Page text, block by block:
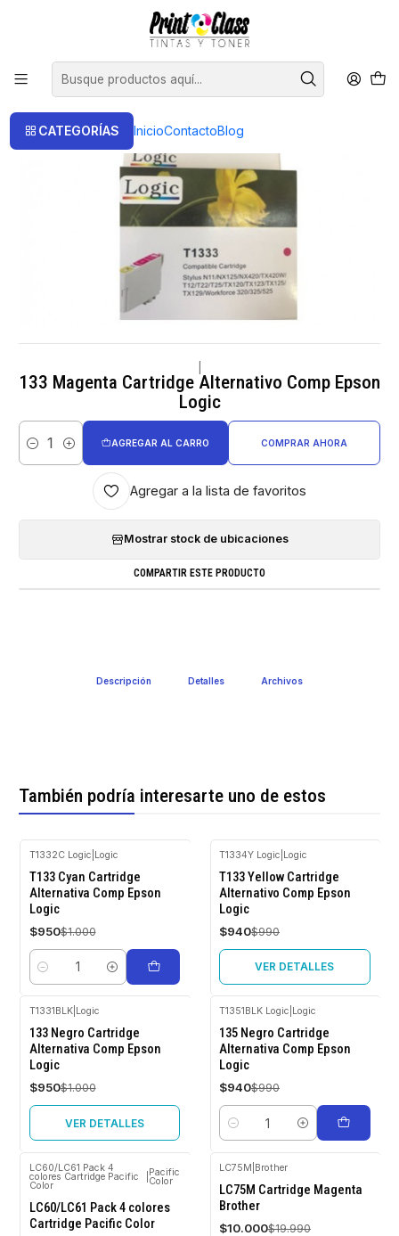
CATEGORÍAS InicioContactoBlog
📦 Envío Gratis compras sobre $120.000
Cartuchos Cartuchos Alternativos
133 Magenta Cartridge Alternativo Comp Epson Logic
133 Magenta Cartridge Alternativo Comp Epson
Logic
Cantidad
AGREGAR AL CARRO COMPRAR AHORA
Agregar a la lista de favoritos
Mostrar stock de ubicaciones
COMPARTIR ESTE PRODUCTO
Descripción Detalles Archivos
También podría interesarte uno de estos
-5%
OFF
T1332C Logic Logic
T133 Cyan Cartridge
Alternativa Comp Epson
Logic
$950$1.000
Cantidad
-5%
OFF
Agotado
T1334Y Logic Logic
T133 Yellow Cartridge
Alternativo Comp Epson
Logic
$940$990
VER DETALLES
-5%
OFF
Agotado
T1331BLK| Logic
133 Negro Cartridge
Alternativa Comp Epson
Logic
$950$1.000
VER DETALLES
-5%
OFF
T1351BLK Logic Logic
135 Negro Cartridge
Alternativa Comp Epson
Logic
$940$990
Cantidad
-5%
LC60/LC61 Pack 4
colores Cartridge Pacific
Color
Pacific
Color
LC60/LC61 Pack 4 colores
Cartridge Pacific Color
-50%
OFF
LC75M Brother
LC75M Cartridge Magenta
Brother
$10.000$19.990